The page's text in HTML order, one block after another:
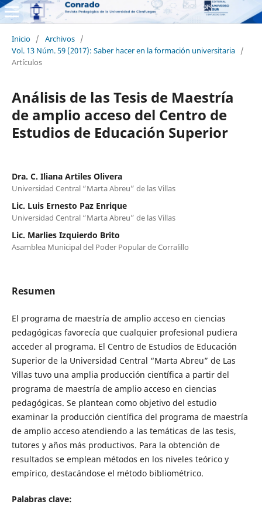
Inicio / Archivos /
Vol. 13 Núm. 59 (2017): Saber hacer en la formación universitaria /
Artículos
Análisis de las Tesis de Maestría
de amplio acceso del Centro de
Estudios de Educación Superior
Dra. C. Iliana Artiles Olivera
Universidad Central “Marta Abreu” de las Villas
Lic. Luis Ernesto Paz Enrique
Universidad Central “Marta Abreu” de las Villas
Lic. Marlies Izquierdo Brito
Asamblea Municipal del Poder Popular de Corralillo
Resumen
El programa de maestría de amplio acceso en ciencias
pedagógicas favorecía que cualquier profesional pudiera
acceder al programa. El Centro de Estudios de Educación
Superior de la Universidad Central “Marta Abreu” de Las
Villas tuvo una amplia producción científica a partir del
programa de maestría de amplio acceso en ciencias
pedagógicas. Se plantean como objetivo del estudio
examinar la producción científica del programa de maestría
de amplio acceso atendiendo a las temáticas de las tesis,
tutores y años más productivos. Para la obtención de
resultados se emplean métodos en los niveles teórico y
empírico, destacándose el método bibliométrico.
Palabras clave: